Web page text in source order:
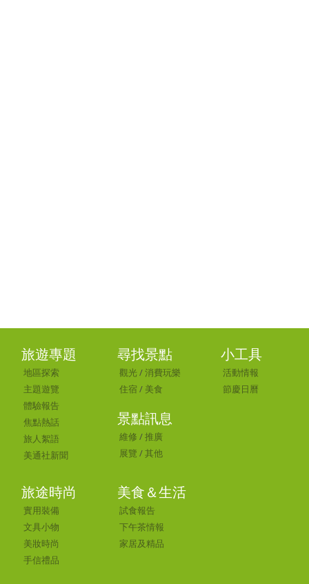
旅遊專題
地區探索
主題遊覽
體驗報告
焦點熱話
旅人絮語
美通社新聞
尋找景點
觀光 /消費玩樂
住宿 / 美食
景點訊息
維修 /推廣
展覽 /其他
小工具
活動情報
節慶日曆
旅途時尚
實用裝備
文具小物
美妝時尚
手信禮品
美食＆生活
試食報告
下午茶情報
家居及精品